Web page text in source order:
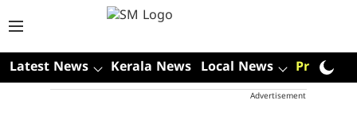
Latest News Kerala News Local News Premium
Advertisement